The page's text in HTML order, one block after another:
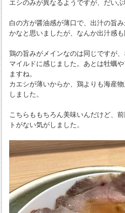
エシのみが異なるようですが、だいぶ
白の方が醤油感が薄口で、出汁の旨
かなと思いましたが、なんか出汁感
鶏の旨みがメインなのは同じですが
マイルドに感じました。あとは牡蠣
ますね。
カエシが薄いからか、鶏よりも海産
しました。
こちらももちろん美味いんだけど、
トがない気がしました。